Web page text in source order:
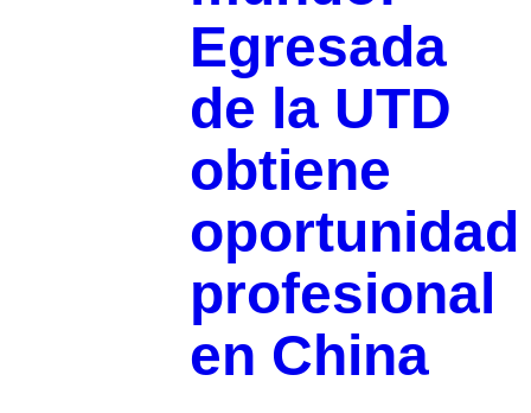
Egresada
de la UTD
obtiene
oportunidad
profesional
en China